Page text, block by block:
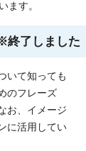
ます。
終了しました
いて知っても
のフレーズ
お、イメージ
に活用してい